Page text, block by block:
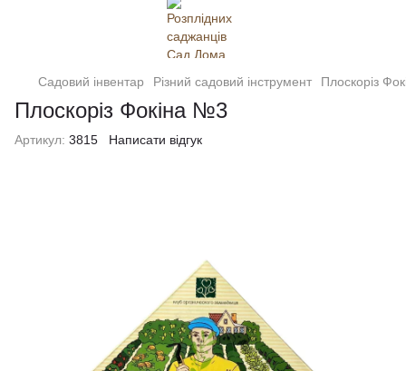
Садовий інвентар Різний садовий інструмент Плоскоріз
Плоскоріз Фокіна №3
Артикул: 3815 Написати відгук